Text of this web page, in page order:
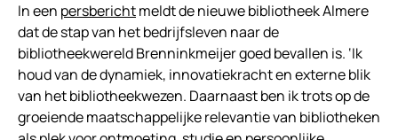
In een persberichtmeldt de nieuwe bibliotheek Almere
dat de stap van het bedrijfsleven naar de
bibliotheekwereld Brenninkmeijer goed bevallen is. ‘Ik
houd van de dynamiek, innovatiekracht en externe blik
van het bibliotheekwezen. Daarnaast ben ik trots op de
groeiende maatschappelijke relevantie van bibliotheken